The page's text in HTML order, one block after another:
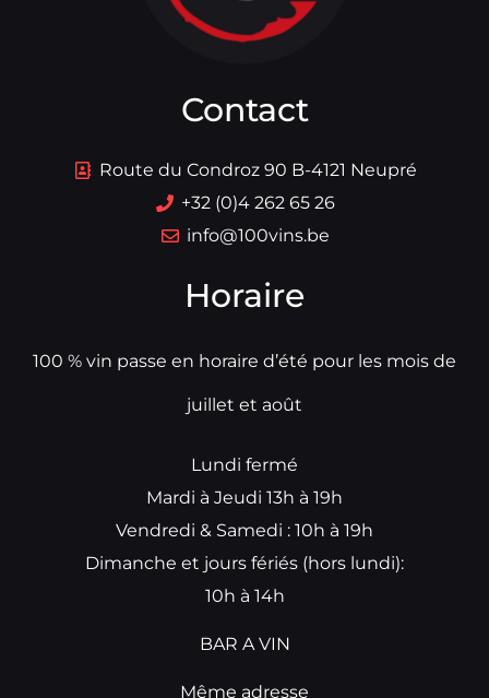
Contact
Route du Condroz 90 B-4121 Neupré
+32 (0)4 262 65 26
info@100vins.be
Horaire
100 % vin passe en horaire d’été pour les mois de
juillet et août
Lundi fermé
Mardi à Jeudi 13h à 19h
Vendredi & Samedi : 10h à 19h
Dimanche et jours fériés (hors lundi):
10h à 14h
BAR A VIN
Même adresse